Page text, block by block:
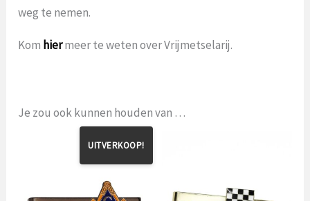
weg te nemen.
Kom hiermeer te weten over Vrijmetselarij.
Je zou ook kunnen houden van …
UITVERKOOP!